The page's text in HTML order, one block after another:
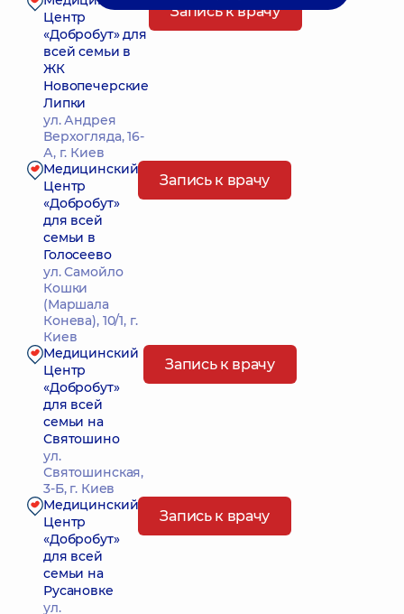
Центр
«Добробут» для
всей семьи в
ЖК
Новопечерские
Липки
ул. Андрея
Верхогляда, 16-
А, г. Киев
Запись к врачу
Медицинский
Центр
«Добробут»
для всей
семьи в
Голосеево
ул. Самойло
Кошки
(Маршала
Конева), 10/1, г.
Киев
Запись к врачу
Медицинский
Центр
«Добробут»
для всей
семьи на
Святошино
ул.
Святошинская,
3-Б, г. Киев
Запись к врачу
Медицинский
Центр
«Добробут»
для всей
семьи на
Русановке
ул.
Запись к врачу